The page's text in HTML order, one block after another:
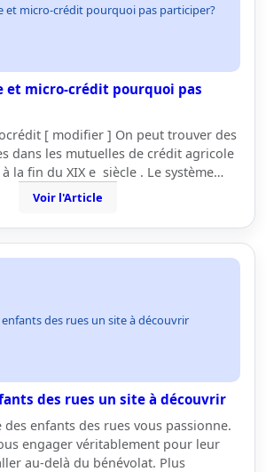
et micro-crédit pourquoi pas participer?
et micro-crédit pourquoi pas
[ modifier ] On peut trouver des
dans les mutuelles de crédit agricole
la fin du XIX e siècle . Le système…
Voir l'Article
des rues un site à découvrir
des rues un site à découvrir
enfants des rues vous passionne.
engager véritablement pour leur
au-delà du bénévolat. Plus